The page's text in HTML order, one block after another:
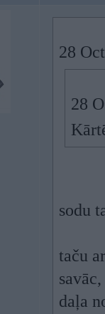
28
28
sodu
taču
daļa